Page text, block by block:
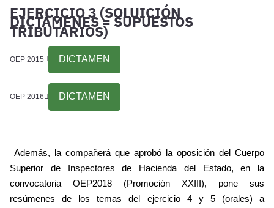
EJERCICIO 3 (SOLUICIÓN
DICTÁMENES = SUPUESTOS
TRIBUTARIOS)
OEP 2015 DICTAMEN
OEP 2016 DICTAMEN
Además, la compañerá que aprobó la oposición del Cuerpo
Superior de Inspectores de Hacienda del Estado, en la
convocatoria OEP2018 (Promoción XXIII), pone sus
resúmenes de los temas del ejercicio 4 y 5 (orales) a